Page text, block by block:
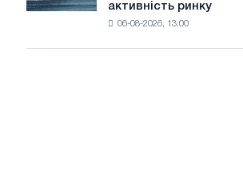
на
здорового
на
активність ринку
06-08-2026, 13:00